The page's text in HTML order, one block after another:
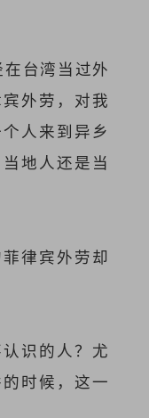
台湾当过外
外劳，对我
人来到异乡
地人还是当
律宾外劳却
识的人？尤
时候，这一